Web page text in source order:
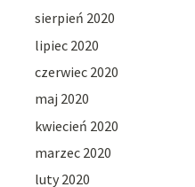
sierpień 2020
lipiec 2020
czerwiec 2020
maj 2020
kwiecień 2020
marzec 2020
luty 2020